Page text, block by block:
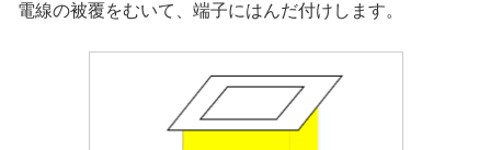
電線の被覆をむいて、端子にはんだ付けします。